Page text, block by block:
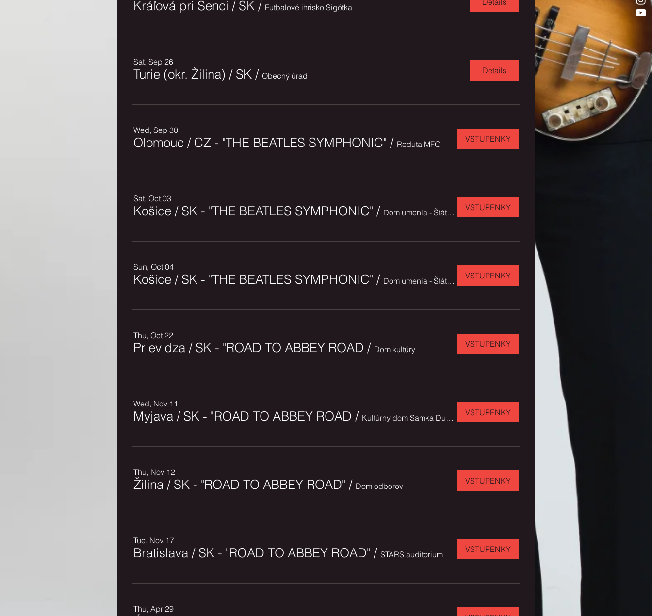
Kráľová pri Senci / SK / Futbalové ihrisko Sigótka
Details
Sat, Sep 26
Turie (okr. Žilina) / SK / Obecný úrad
Details
Wed, Sep 30
Olomouc / CZ - "THE BEATLES SYMPHONIC" / Reduta MFO
VSTUPENKY
Sat, Oct 03
Košice / SK - "THE BEATLES SYMPHONIC" / Dom umenia - Štátna filharmónia Košice
VSTUPENKY
Sun, Oct 04
Košice / SK - "THE BEATLES SYMPHONIC" / Dom umenia - Štátna filharmónia Košice
VSTUPENKY
Thu, Oct 22
Prievidza / SK - "ROAD TO ABBEY ROAD / Dom kultúry
VSTUPENKY
Wed, Nov 11
Myjava / SK - "ROAD TO ABBEY ROAD / Kultúrny dom Samka Dudíka
VSTUPENKY
Thu, Nov 12
Žilina / SK - "ROAD TO ABBEY ROAD" / Dom odborov
VSTUPENKY
Tue, Nov 17
Bratislava / SK - "ROAD TO ABBEY ROAD" / STARS auditorium
VSTUPENKY
Thu, Apr 29